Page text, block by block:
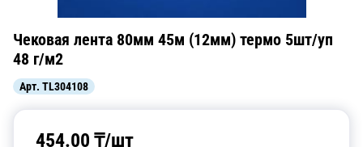
Чековая лента 80мм 45м (12мм) термо 5шт/уп
48 г/м2
Арт. TL304108
454.00 ₸/шт